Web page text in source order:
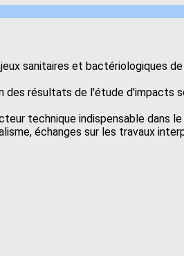
sanitaires et bactériologiques
des résultats de l'étude
technique indispensable dans
échanges sur les travaux